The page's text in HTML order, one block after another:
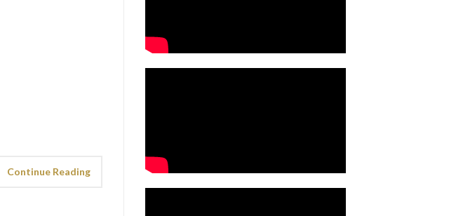
Continue Reading